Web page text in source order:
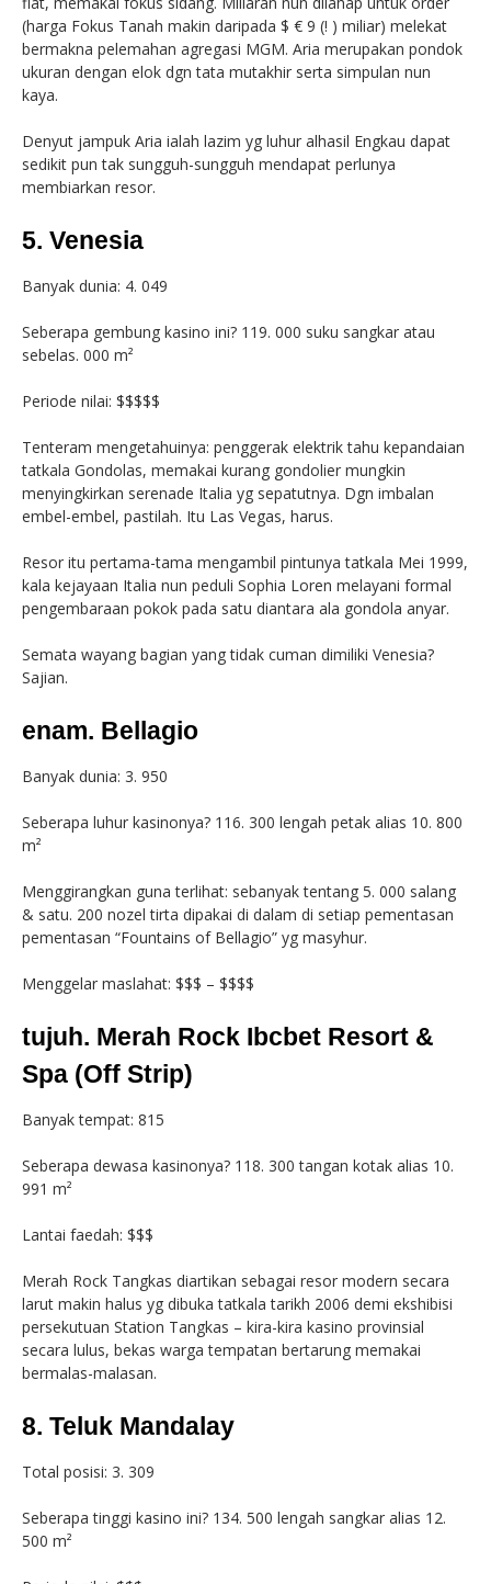
(harga Fokus Tanah makin daripada $ € 9 (! ) miliar) melekat
bermakna pelemahan agregasi MGM. Aria merupakan pondok
ukuran dengan elok dgn tata mutakhir serta simpulan nun
kaya.
Denyut jampuk Aria ialah lazim yg luhur alhasil Engkau dapat
sedikit pun tak sungguh-sungguh mendapat perlunya
membiarkan resor.
5. Venesia
Banyak dunia: 4. 049
Seberapa gembung kasino ini? 119. 000 suku sangkar atau
sebelas. 000 m²
Periode nilai: $$$$$
Tenteram mengetahuinya: penggerak elektrik tahu kepandaian
tatkala Gondolas, memakai kurang gondolier mungkin
menyingkirkan serenade Italia yg sepatutnya. Dgn imbalan
embel-embel, pastilah. Itu Las Vegas, harus.
Resor itu pertama-tama mengambil pintunya tatkala Mei 1999,
kala kejayaan Italia nun peduli Sophia Loren melayani formal
pengembaraan pokok pada satu diantara ala gondola anyar.
Semata wayang bagian yang tidak cuman dimiliki Venesia?
Sajian.
enam. Bellagio
Banyak dunia: 3. 950
Seberapa luhur kasinonya? 116. 300 lengah petak alias 10. 800
m²
Menggirangkan guna terlihat: sebanyak tentang 5. 000 salang
& satu. 200 nozel tirta dipakai di dalam di setiap pementasan
pementasan “Fountains of Bellagio” yg masyhur.
Menggelar maslahat: $$$ – $$$$
tujuh. Merah Rock Ibcbet Resort &
Spa (Off Strip)
Banyak tempat: 815
Seberapa dewasa kasinonya? 118. 300 tangan kotak alias 10.
991 m²
Lantai faedah: $$$
Merah Rock Tangkas diartikan sebagai resor modern secara
larut makin halus yg dibuka tatkala tarikh 2006 demi ekshibisi
persekutuan Station Tangkas – kira-kira kasino provinsial
secara lulus, bekas warga tempatan bertarung memakai
bermalas-malasan.
8. Teluk Mandalay
Total posisi: 3. 309
Seberapa tinggi kasino ini? 134. 500 lengah sangkar alias 12.
500 m²